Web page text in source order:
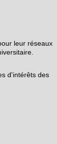
leur réseaux
d'intérêts des